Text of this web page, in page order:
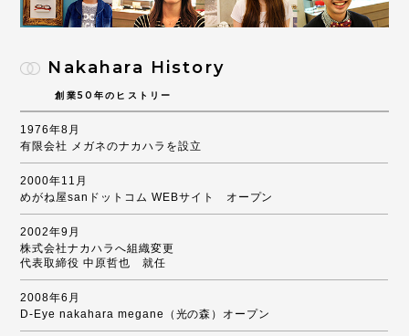
Nakahara History
創業50年のヒストリー
1976年8月
有限会社 メガネのナカハラを設立
2000年11月
めがね屋sanドットコム WEBサイト オープン
2002年9月
株式会社ナカハラへ組織変更
代表取締役 中原哲也 就任
2008年6月
D-Eye nakahara megane（光の森）オープン